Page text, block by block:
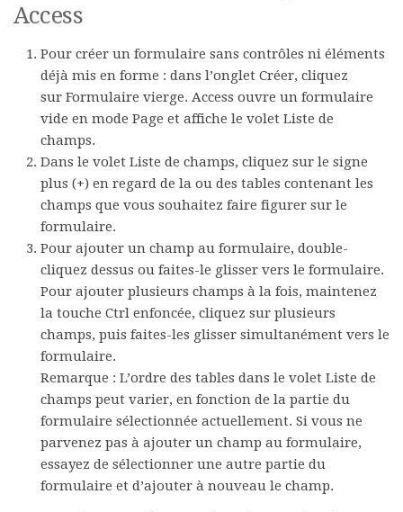
Access
Pour créer un formulaire sans contrôles ni éléments
déjà mis en forme : dans l’onglet Créer, cliquez
sur Formulaire vierge. Access ouvre un formulaire
vide en mode Page et affiche le volet Liste de
champs.
Dans le volet Liste de champs, cliquez sur le signe
plus (+) en regard de la ou des tables contenant les
champs que vous souhaitez faire figurer sur le
formulaire.
Pour ajouter un champ au formulaire, double-
cliquez dessus ou faites-le glisser vers le formulaire.
Pour ajouter plusieurs champs à la fois, maintenez
la touche Ctrl enfoncée, cliquez sur plusieurs
champs, puis faites-les glisser simultanément vers le
formulaire.
Remarque : L’ordre des tables dans le volet Liste de
champs peut varier, en fonction de la partie du
formulaire sélectionnée actuellement. Si vous ne
parvenez pas à ajouter un champ au formulaire,
essayez de sélectionner une autre partie du
formulaire et d’ajouter à nouveau le champ.